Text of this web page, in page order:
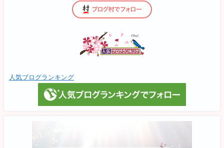
人気ブログランキング